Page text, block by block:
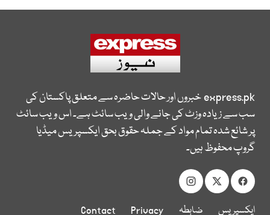
express.pkخبروں اور حالات حاضرہ سے متعلق پاکستان کی
سب سے زیادہ وزٹ کی جانے والی ویب سائٹ ہے۔ اس ویب سائٹ
پر شائع شدہ تمام مواد کے جملہ حقوق بحق ایکسپریس میڈیا
گروپ محفوظ ہیں۔
ایکسپریس
ضابطہ
Privacy
Contact